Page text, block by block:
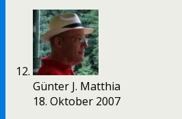
Günter J. Matthia
18. Oktober 2007